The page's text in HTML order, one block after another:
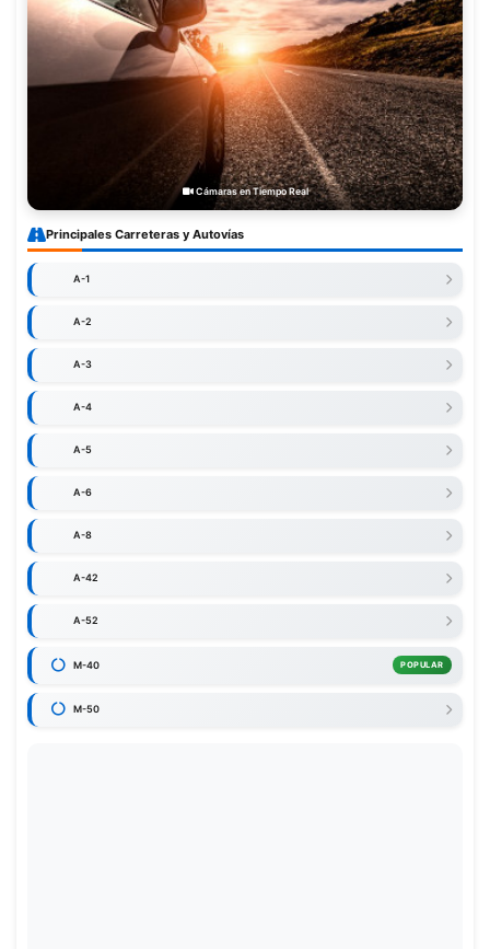
Cámaras en Tiempo Real
Principales Carreteras y Autovías
A-1
A-2
A-3
A-4
A-5
A-6
A-8
A-42
A-52
M-40 POPULAR
M-50